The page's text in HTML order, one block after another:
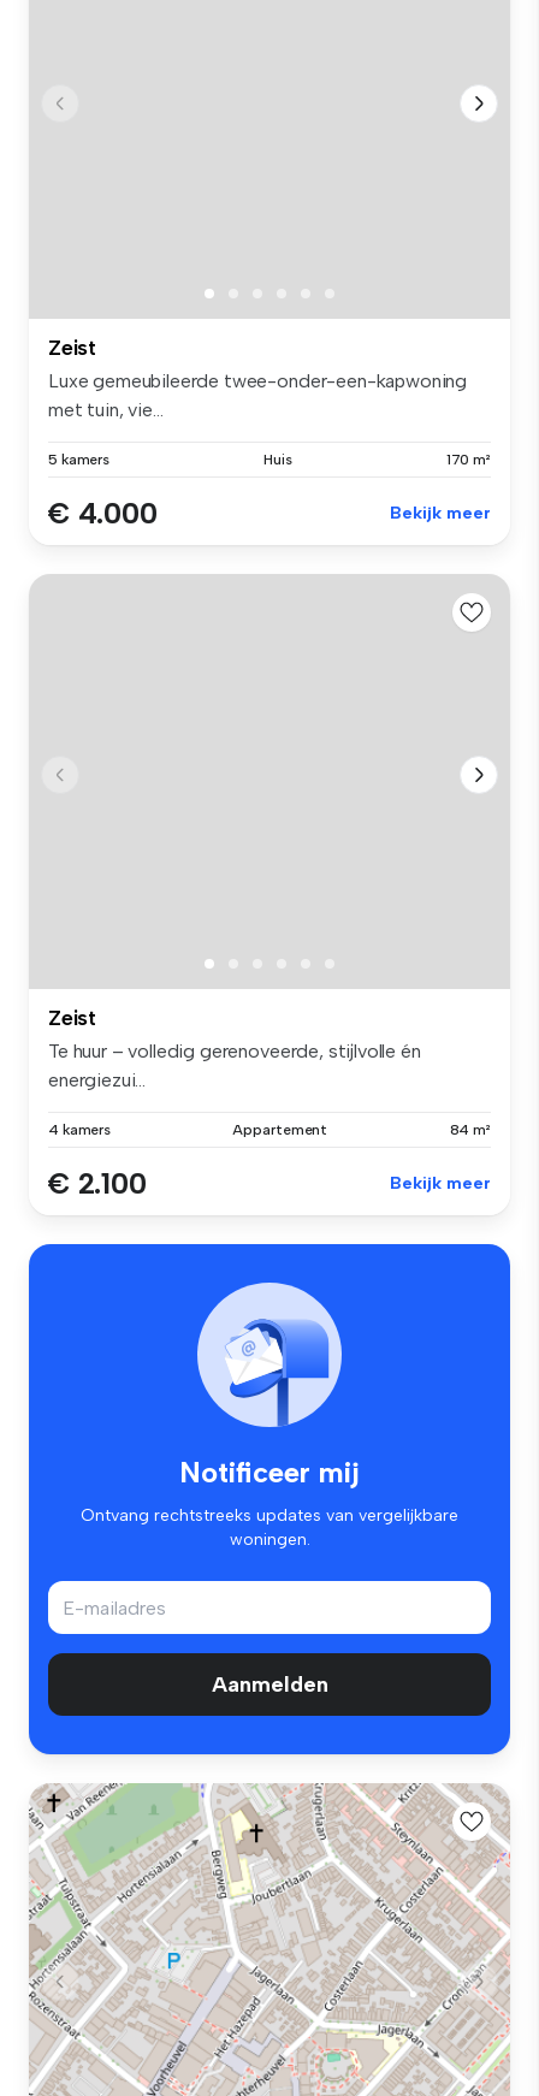
Zeist
Luxe gemeubileerde twee-onder-een-kapwoning
met tuin, vie...
5 kamers Huis 170 m²
€ 4.000 Bekijk meer
Zeist
Te huur – volledig gerenoveerde, stijlvolle én
energiezui...
4 kamers Appartement 84 m²
€ 2.100 Bekijk meer
Notificeer mij
Ontvang rechtstreeks updates van vergelijkbare
woningen.
Aanmelden